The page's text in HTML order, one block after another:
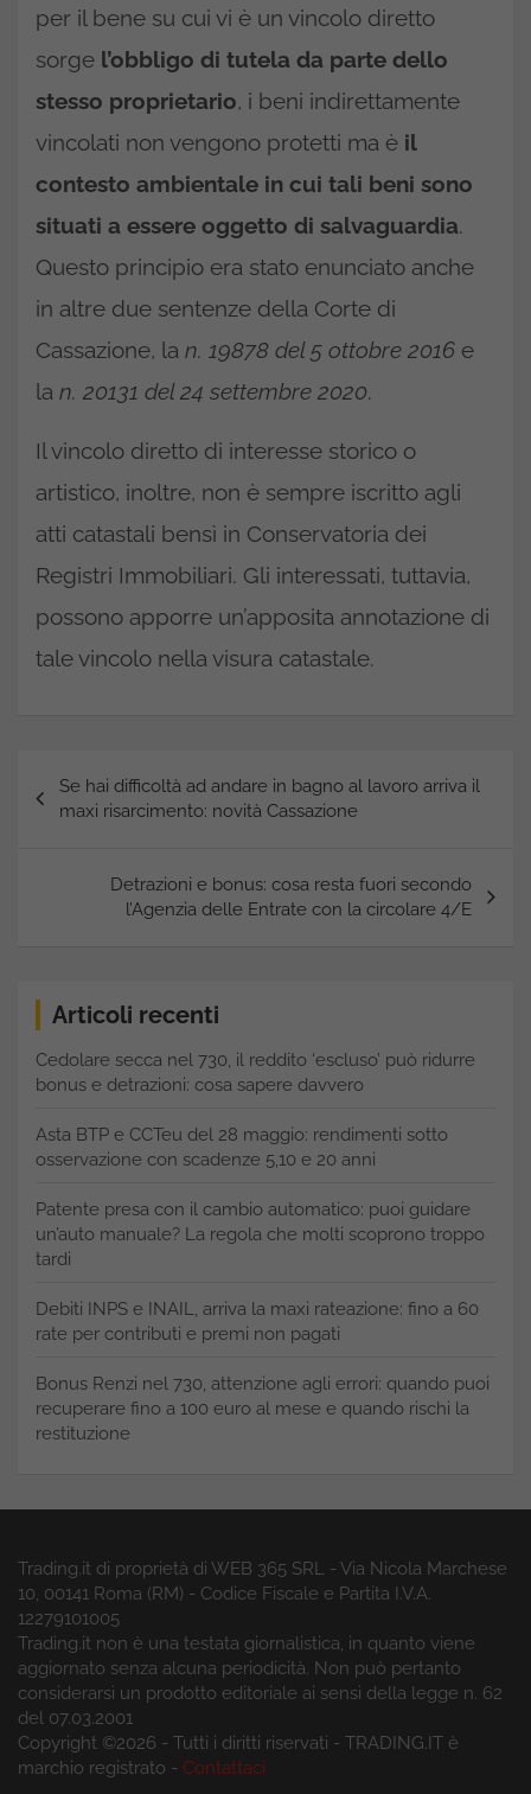
per il bene su cui vi è un vincolo diretto
sorge l’obbligo di tutela da parte dello
stesso proprietario, i beni indirettamente
vincolati non vengono protetti ma è il
contesto ambientale in cui tali beni sono
situati a essere oggetto di salvaguardia.
Questo principio era stato enunciato anche
in altre due sentenze della Corte di
Cassazione, la n. 19878 del 5 ottobre 2016 e
la n. 20131 del 24 settembre 2020.
Il vincolo diretto di interesse storico o
artistico, inoltre, non è sempre iscritto agli
atti catastali bensì in Conservatoria dei
Registri Immobiliari. Gli interessati, tuttavia,
possono apporre un’apposita annotazione di
tale vincolo nella visura catastale.
Navigazione
articoli
Se hai difficoltà ad andare in bagno al lavoro arriva il
maxi risarcimento: novità Cassazione
Detrazioni e bonus: cosa resta fuori secondo
l’Agenzia delle Entrate con la circolare 4/E
Articoli recenti
Cedolare secca nel 730, il reddito ‘escluso’ può ridurre
bonus e detrazioni: cosa sapere davvero
Asta BTP e CCTeu del 28 maggio: rendimenti sotto
osservazione con scadenze 5,10 e 20 anni
Patente presa con il cambio automatico: puoi guidare
un’auto manuale? La regola che molti scoprono troppo
tardi
Debiti INPS e INAIL, arriva la maxi rateazione: fino a 60
rate per contributi e premi non pagati
Bonus Renzi nel 730, attenzione agli errori: quando puoi
recuperare fino a 100 euro al mese e quando rischi la
restituzione
Trading.it di proprietà di WEB 365 SRL - Via Nicola Marchese
10, 00141 Roma (RM) - Codice Fiscale e Partita I.V.A.
12279101005
Trading.it non è una testata giornalistica, in quanto viene
aggiornato senza alcuna periodicità. Non può pertanto
considerarsi un prodotto editoriale ai sensi della legge n. 62
del 07.03.2001
Copyright ©2026 - Tutti i diritti riservati - TRADING.IT è
marchio registrato - Contattaci